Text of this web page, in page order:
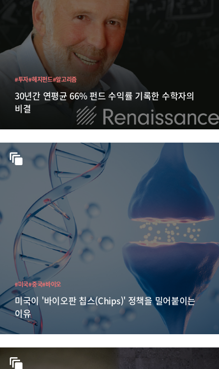
30년간 연평균 66% 펀드 수익률 기록한 수학자의
비결
#투자#헤지펀드#알고리즘
미국이 '바이오판 칩스(Chips)' 정책을 밀어붙이는
이유
#미국#중국#바이오